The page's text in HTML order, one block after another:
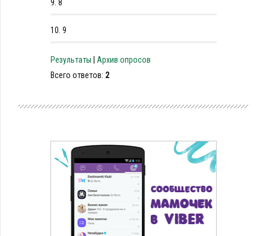
9. 8
10. 9
Результаты
Архив опросов
Всего ответов: 2